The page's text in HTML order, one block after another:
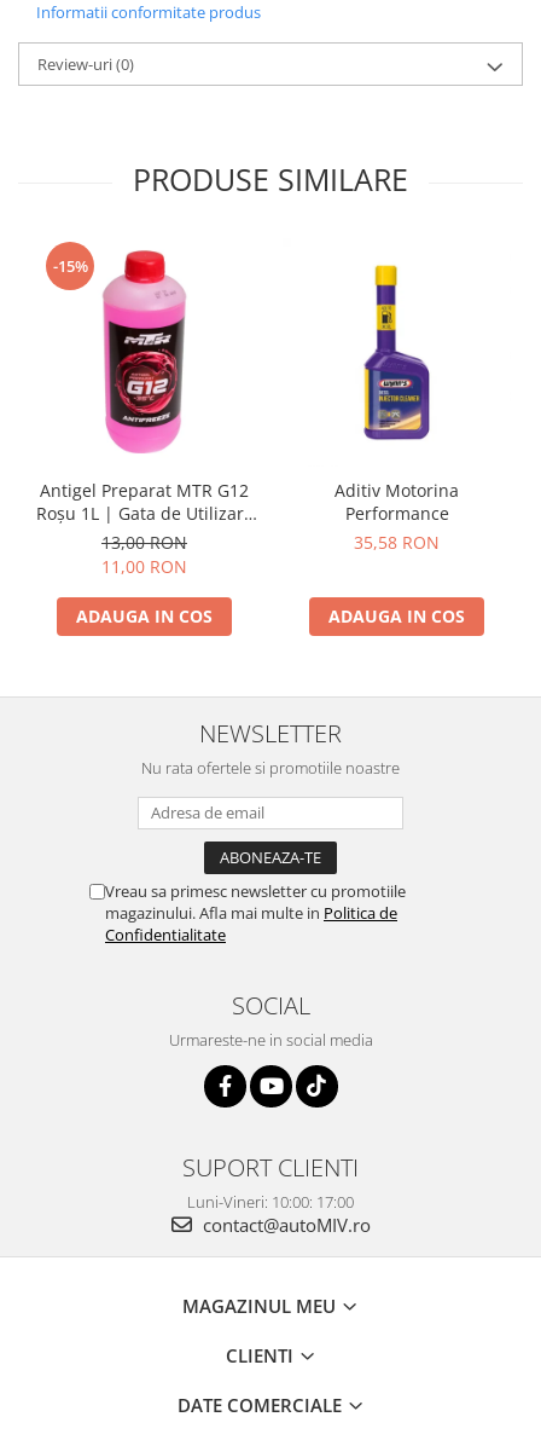
Accesorii Cabina Camion
Echipamente Electrice si
Pneumatice
Aditivi Ulei Motor
Aditivi DPF, Sistem Racire si
Servodirectie
Spray Curatare Frane
Produse Intretinere si Detailing
Lubrifianti si Spray-uri de Curatare
Curatare si Detailing Interior
Vopsitorie, Chituri si Adezivi
Curatare si Detailing Exterior
Articole Auto Sezoniere
Produse de Iarna
Produse de Vara
Informatii conformitate produs
Review-uri(0)
PRODUSE SIMILARE
-15%
Antigel Preparat MTR G12
Roșu 1L | Gata de Utilizare
-35°C |
13,00 RON
11,00 RON
ADAUGA IN COS
Aditiv Motorina
Performance
35,58 RON
ADAUGA IN COS
NEWSLETTER
Nu rata ofertele si promotiile noastre
Vreau sa primesc newsletter cu promotiile
magazinului. Afla mai multe in Politica de
Confidentialitate
SOCIAL
Urmareste-ne in social media
SUPORT CLIENTI
Luni-Vineri: 10:00: 17:00
contact@autoMIV.ro
MAGAZINUL MEU
CLIENTI
DATE COMERCIALE